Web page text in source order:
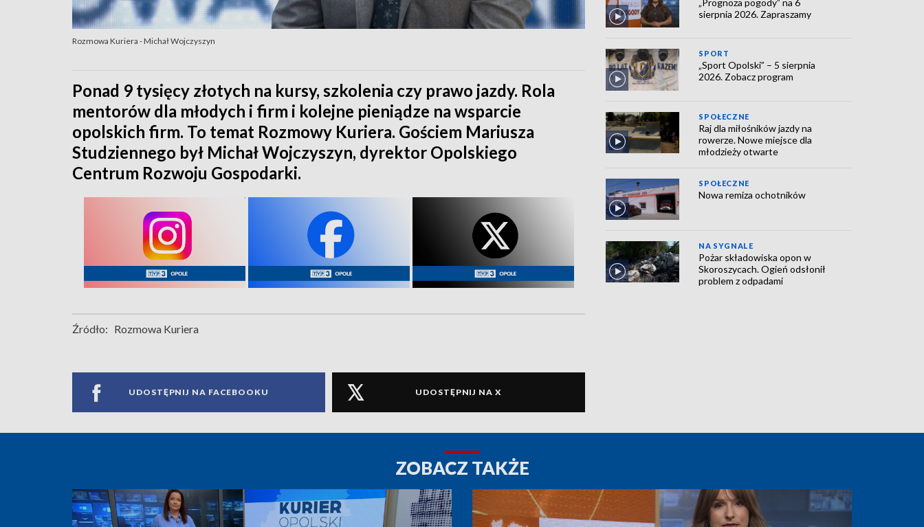
Rozmowa Kuriera - Michał Wojczyszyn
Ponad 9 tysięcy złotych na kursy, szkolenia czy prawo jazdy. Rola
mentorów dla młodych i firm i kolejne pieniądze na wsparcie
opolskich firm. To temat Rozmowy Kuriera. Gościem Mariusza
Studziennego był Michał Wojczyszyn, dyrektor Opolskiego
Centrum Rozwoju Gospodarki.
Źródło: Rozmowa Kuriera
UDOSTĘPNIJ NA FACEBOOKU UDOSTĘPNIJ NA X
sierpnia 2026. Zapraszamy
SPORT
„Sport Opolski” – 5 sierpnia
2026. Zobacz program
SPOŁECZNE
Raj dla miłośników jazdy na
rowerze. Nowe miejsce dla
młodzieży otwarte
SPOŁECZNE
Nowa remiza ochotników
NA SYGNALE
Pożar składowiska opon w
Skoroszycach. Ogień odsłonił
problem z odpadami
ZOBACZ TAKŻE